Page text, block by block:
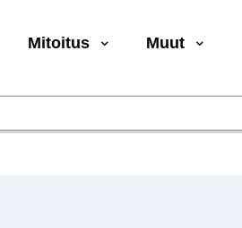
Mitoitus Muut